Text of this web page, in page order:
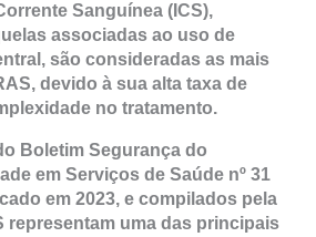
Sanguínea (ICS),
associadas ao uso de
são consideradas as mais
devido à sua alta taxa de
no tratamento.
Boletim Segurança do
em Serviços de Saúde nº 31
em 2023, e compilados pela
representam uma das principais